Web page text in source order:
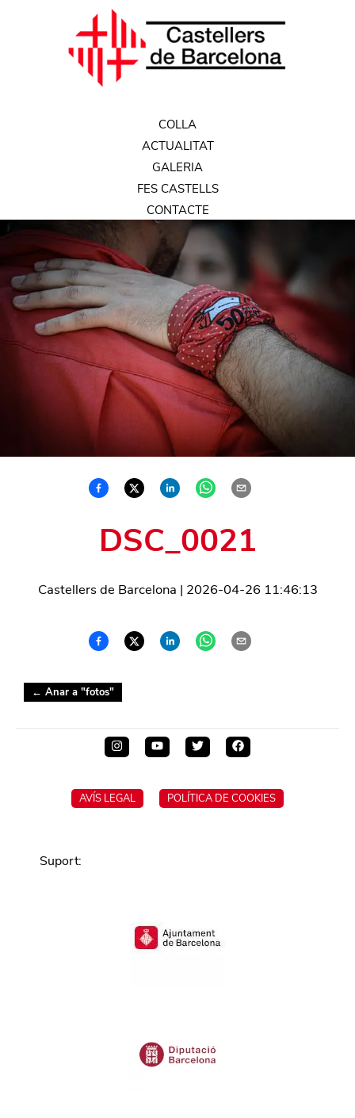
COLLA
ACTUALITAT
GALERIA
FES CASTELLS
CONTACTE
DSC_0021
Castellers de Barcelona | 2026-04-26 11:46:13
← Anar a "fotos"
AVÍS LEGAL POLÍTICA DE COOKIES
Suport: